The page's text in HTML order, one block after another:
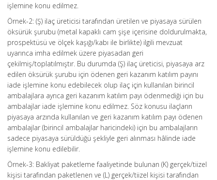
işlemine konu edilmez.
Örnek-2: (Ş) ilaç üreticisi tarafından üretilen ve piyasaya sürülen
öksürük şurubu (metal kapaklı cam şişe içerisine doldurulmakta,
prospektüsü ve ölçek kaşığı/kabı ile birlikte) ilgili mevzuat
uyarınca imha edilmek üzere piyasadan geri
çekilmiş/toplatılmıştır. Bu durumda (Ş) ilaç üreticisi, piyasaya arz
edilen öksürük şurubu için ödenen geri kazanım katılım payını
iade işlemine konu edebilecek olup ilaç için kullanılan birincil
ambalajlara ayrıca geri kazanım katılım payı ödenmediği için bu
ambalajlar iade işlemine konu edilmez. Söz konusu ilaçların
piyasaya arzında kullanılan ve geri kazanım katılım payı ödenen
ambalajlar (birincil ambalajlar haricindeki) için bu ambalajların
sadece piyasaya sürüldüğü şekliyle geri alınması hâlinde iade
işlemine konu edilebilir.
Örnek-3: Bakliyat paketleme faaliyetinde bulunan (K) gerçek/tiizel
kişisi tarafından paketlenen ve (L) gerçek/tiizel kişisi tarafından